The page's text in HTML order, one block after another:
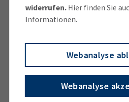
widerrufen.Hier finden Sie
Informationen.
Webanalyse
Webanalyse
anderen Fächern sind möglich,
thematischer Zusammenhang
Weitere Informationen zum
entnehmen Sie dem
Merkblatt
Prüfungstermine /
Diese Fortbildungsprüfung wird